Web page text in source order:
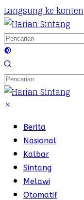
Langsung ke konten
Berita
Nasional
Kalbar
Sintang
Melawi
Otomatif